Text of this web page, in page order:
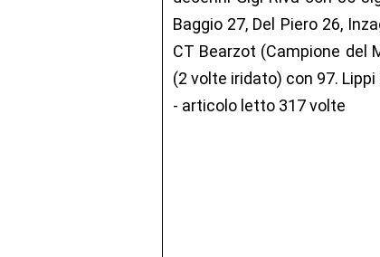
Baggio 27, Del Piero 26,
CT Bearzot (Campione del
(2 volte iridato) con 97.
- articolo letto 317 volte